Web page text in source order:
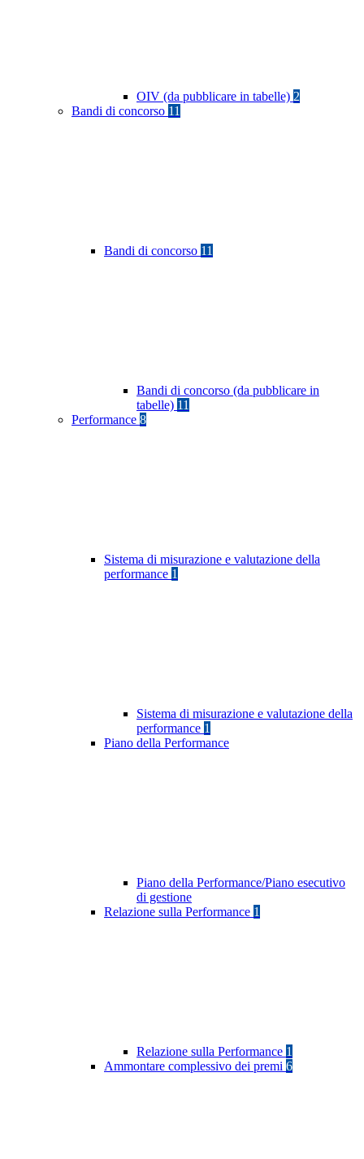
OIV (da pubblicare in tabelle) 2
Bandi di concorso 11
Bandi di concorso 11
Bandi di concorso (da pubblicare in
tabelle) 11
Performance 8
Sistema di misurazione e valutazione della
performance 1
Sistema di misurazione e valutazione della
performance 1
Piano della Performance
Piano della Performance/Piano esecutivo
di gestione
Relazione sulla Performance 1
Relazione sulla Performance 1
Ammontare complessivo dei premi 6